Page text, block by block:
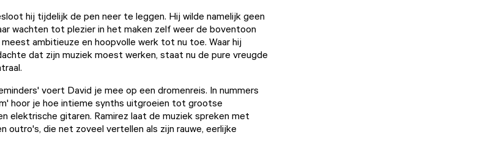
hij tijdelijk de pen neer te leggen. Hij wilde namelijk geen
wachten tot plezier in het maken zelf weer de boventoon
ambitieuze en hoopvolle werk tot nu toe. Waar hij
dat zijn muziek moest werken, staat nu de pure vreugde
voert David je mee op een dromenreis. In nummers
hoor je hoe intieme synths uitgroeien tot grootse
elektrische gitaren. Ramirez laat de muziek spreken met
outro's, die net zoveel vertellen als zijn rauwe, eerlijke